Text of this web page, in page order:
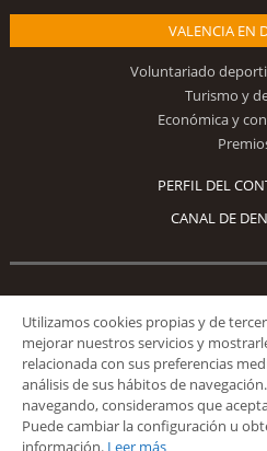
VALENCIA EN
Voluntariado
Turismo y
Económica y
PERFIL DEL
CANAL DE
© 2026 Fundación Deportiva Municipal
Utilizamos cookies propias y de
mejorar nuestros servicios y
relacionada con sus preferencias
análisis de sus hábitos de
navegando, consideramos que
Puede cambiar la configuración u
información. Leer más